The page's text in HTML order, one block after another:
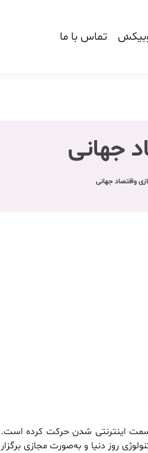
تماس با ما
جهانی
واقتصاد جهانی
سمت اینترنتی شدن حرکت کرده ‌است.
روز دنیا و به‌صورت مجازی برگزار